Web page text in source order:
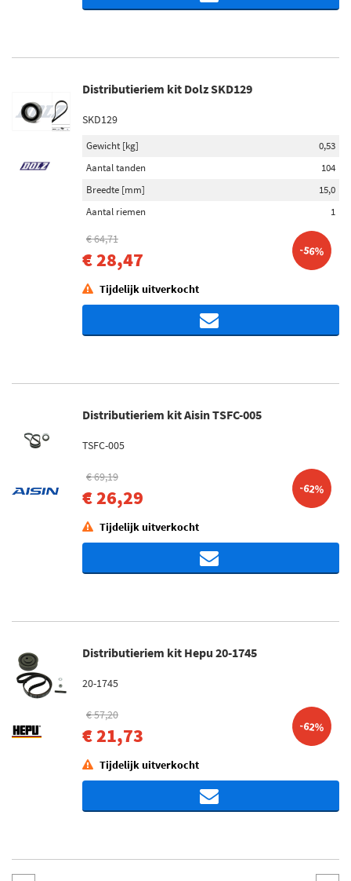
Distributieriem kit Dolz SKD129
SKD129
Gewicht [kg]
0,53
Aantal tanden
104
Breedte [mm]
15,0
Aantal riemen
1
€ 64,71
€ 28,47 -56%
Tijdelijk uitverkocht
Distributieriem kit Aisin TSFC-005
TSFC-005
€ 69,19
€ 26,29 -62%
Tijdelijk uitverkocht
Distributieriem kit Hepu 20-1745
20-1745
€ 57,20
€ 21,73 -62%
Tijdelijk uitverkocht